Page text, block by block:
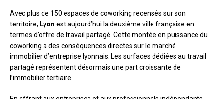
Avec plus de 150 espaces de coworking recensés sur son
territoire, Lyon est aujourd’hui la deuxième ville française en
termes d’offre de travail partagé. Cette montée en puissance du
coworking a des conséquences directes sur le marché
immobilier d’entreprise lyonnais. Les surfaces dédiées au travail
partagé représentent désormais une part croissante de
l’immobilier tertiaire.